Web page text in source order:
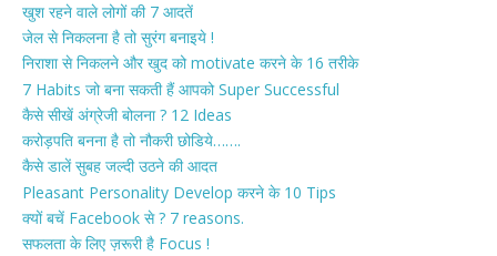
खुश रहने वाले लोगों की 7 आदतें
जेल से निकलना है तो सुरंग बनाइये !
निराशा से निकलने और खुद को motivate करने के 16 तरीके
7 Habits जो बना सकती हैं आपको Super Successful
कैसे सीखें अंग्रेजी बोलना ? 12 Ideas
करोड़पति बनना है तो नौकरी छोडिये…….
कैसे डालें सुबह जल्दी उठने की आदत
Pleasant Personality Develop करने के 10 Tips
क्यों बचें Facebook से ? 7 reasons.
सफलता के लिए ज़रूरी है Focus !